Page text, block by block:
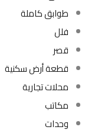
طوابق كاملة
فلل
قصر
قطعة أرض سكنية
محلات تجارية
مكاتب
وحدات